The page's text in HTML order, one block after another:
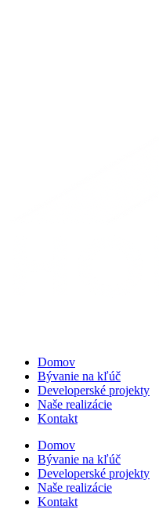
Domov
Bývanie na kľúč
Developerské projekty
Naše realizácie
Kontakt
Domov
Bývanie na kľúč
Developerské projekty
Naše realizácie
Kontakt